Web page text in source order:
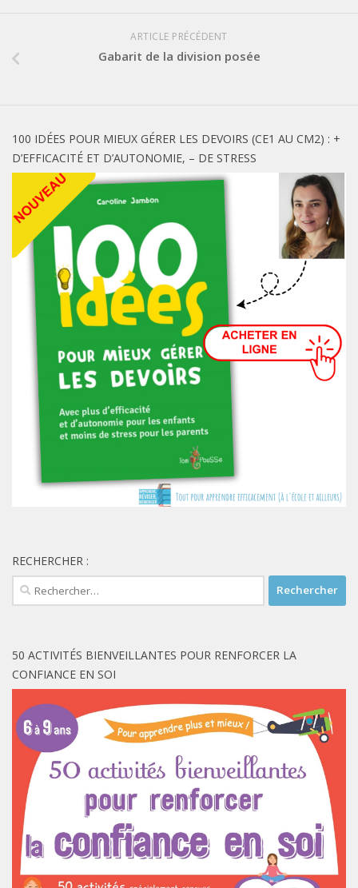
ARTICLE PRÉCÉDENT
Gabarit de la division posée
100 IDÉES POUR MIEUX GÉRER LES DEVOIRS (CE1 AU CM2) : +
D’EFFICACITÉ ET D’AUTONOMIE, – DE STRESS
RECHERCHER :
Rechercher :
50 ACTIVITÉS BIENVEILLANTES POUR RENFORCER LA
CONFIANCE EN SOI